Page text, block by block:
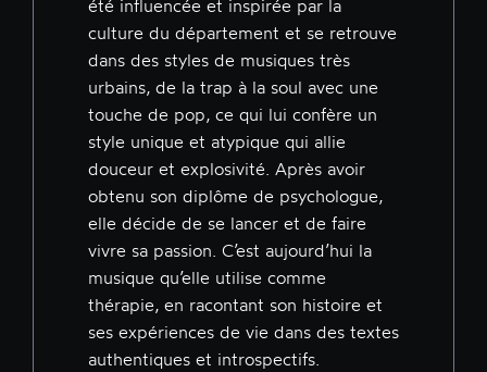
été influencée et inspirée par la
culture du département et se retrouve
dans des styles de musiques très
urbains, de la trap à la soul avec une
touche de pop, ce qui lui confère un
style unique et atypique qui allie
douceur et explosivité. Après avoir
obtenu son diplôme de psychologue,
elle décide de se lancer et de faire
vivre sa passion. C’est aujourd’hui la
musique qu’elle utilise comme
thérapie, en racontant son histoire et
ses expériences de vie dans des textes
authentiques et introspectifs.